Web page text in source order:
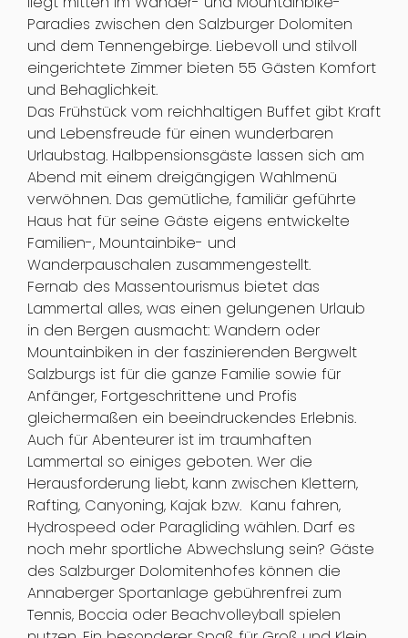
Paradies zwischen den Salzburger Dolomiten
und dem Tennengebirge. Liebevoll und stilvoll
eingerichtete Zimmer bieten 55 Gästen Komfort
und Behaglichkeit.
Das Frühstück vom reichhaltigen Buffet gibt Kraft
und Lebensfreude für einen wunderbaren
Urlaubstag. Halbpensionsgäste lassen sich am
Abend mit einem dreigängigen Wahlmenü
verwöhnen. Das gemütliche, familiär geführte
Haus hat für seine Gäste eigens entwickelte
Familien-, Mountainbike- und
Wanderpauschalen zusammengestellt.
Fernab des Massentourismus bietet das
Lammertal alles, was einen gelungenen Urlaub
in den Bergen ausmacht: Wandern oder
Mountainbiken in der faszinierenden Bergwelt
Salzburgs ist für die ganze Familie sowie für
Anfänger, Fortgeschrittene und Profis
gleichermaßen ein beeindruckendes Erlebnis.
Auch für Abenteurer ist im traumhaften
Lammertal so einiges geboten. Wer die
Herausforderung liebt, kann zwischen Klettern,
Rafting, Canyoning, Kajak bzw. Kanu fahren,
Hydrospeed oder Paragliding wählen. Darf es
noch mehr sportliche Abwechslung sein? Gäste
des Salzburger Dolomitenhofes können die
Annaberger Sportanlage gebührenfrei zum
Tennis, Boccia oder Beachvolleyball spielen